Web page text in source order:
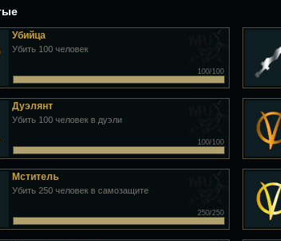
Убийца
Убить 100 человек
100/100
Дуэлянт
Убить 100 человек в дуэли
100/100
Мститель
Убить 250 человек в самозащите
250/250